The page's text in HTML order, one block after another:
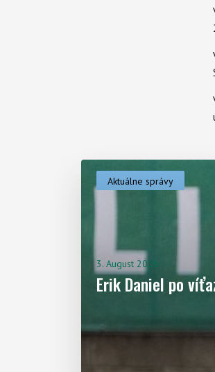
Aktuality
Aktuálne správy
3. August 2026
Erik Daniel po